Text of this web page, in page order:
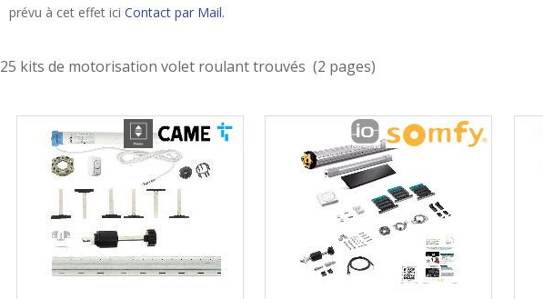
prévu à cet effet ici Contact par Mail.
25 kits de motorisation volet roulant trouvés (2 pages)